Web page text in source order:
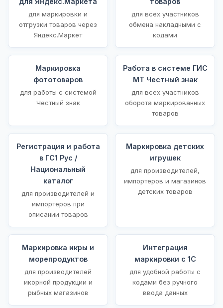
для маркировки и
отгрузки товаров через
Яндекс.Маркет
для всех участников
обмена накладными с
кодами
Маркировка
фототоваров
для работы с системой
Честный знак
Работа в системе ГИС
МТ Честный знак
для всех участников
оборота маркированных
товаров
Регистрация и работа
в ГС1 Рус /
Национальный
каталог
для производителей и
импортеров при
описании товаров
Маркировка детских
игрушек
для производителей,
импортеров и магазинов
детских товаров
Маркировка икры и
морепродуктов
для производителей
икорной продукции и
рыбных магазинов
Интеграция
маркировки с 1С
для удобной работы с
кодами без ручного
ввода данных